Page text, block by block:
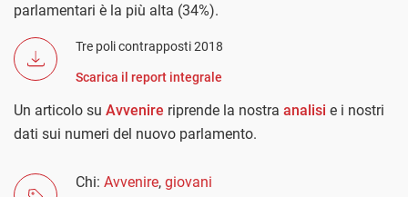
parlamentari è la più alta (34%).
Tre poli contrapposti 2018
Scarica il report integrale
Un articolo su Avvenire riprende la nostra analisi e i nostri
dati sui numeri del nuovo parlamento.
Chi: Avvenire, giovani